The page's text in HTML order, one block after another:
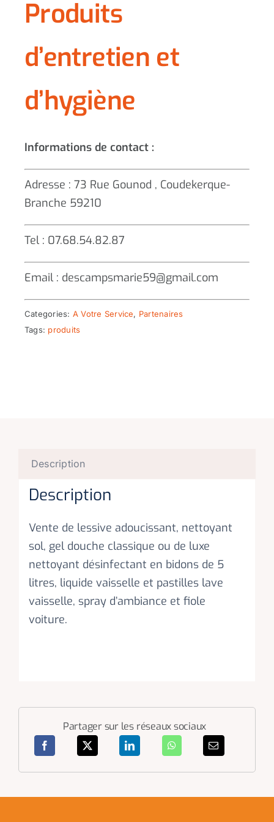
Produits
d’entretien et
d’hygiène
Informations de contact :
Adresse : 73 Rue Gounod , Coudekerque-
Branche 59210
Tel : 07.68.54.82.87
Email : descampsmarie59@gmail.com
Categories: A Votre Service, Partenaires
Tags: produits
Description
Description
Vente de lessive adoucissant, nettoyant
sol, gel douche classique ou de luxe
nettoyant désinfectant en bidons de 5
litres, liquide vaisselle et pastilles lave
vaisselle, spray d’ambiance et fiole
voiture.
Partager sur les réseaux sociaux